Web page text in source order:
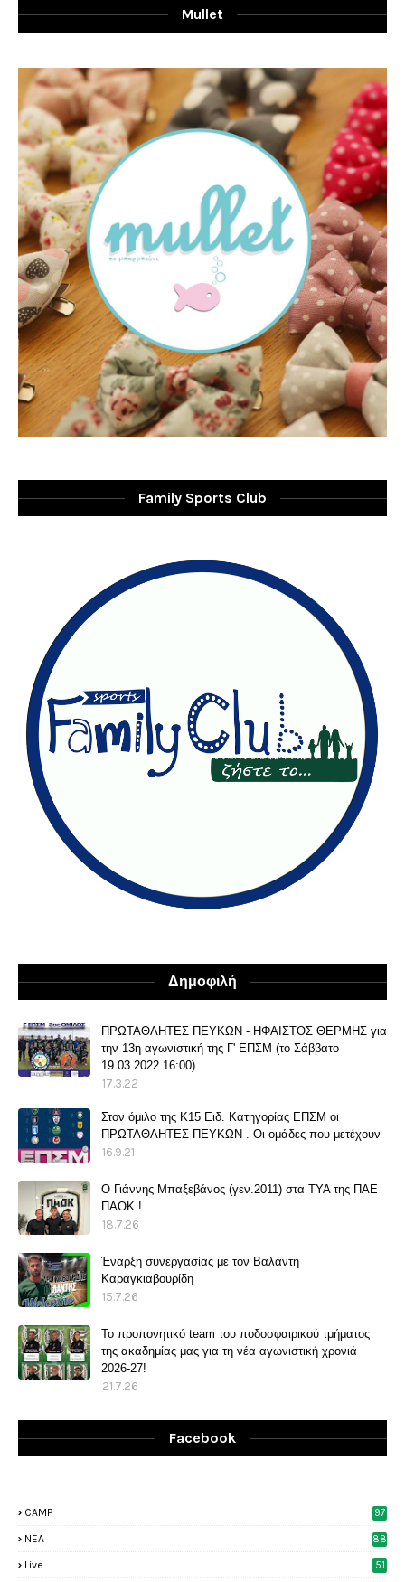
Mullet
Family Sports Club
Δημοφιλή
ΠΡΩΤΑΘΛΗΤΕΣ ΠΕΥΚΩΝ - ΗΦΑΙΣΤΟΣ ΘΕΡΜΗΣ για
την 13η αγωνιστική της Γ' ΕΠΣΜ (το Σάββατο
19.03.2022 16:00)
17.3.22
Στον όμιλο της Κ15 Ειδ. Κατηγορίας ΕΠΣΜ οι
ΠΡΩΤΑΘΛΗΤΕΣ ΠΕΥΚΩΝ . Οι ομάδες που μετέχουν
16.9.21
O Γιάννης Μπαξεβάνος (γεν.2011) στα ΤΥΑ της ΠΑΕ
ΠΑΟΚ !
18.7.26
Έναρξη συνεργασίας με τον Βαλάντη
Καραγκιαβουρίδη
15.7.26
Το προπονητικό team του ποδοσφαιρικού τμήματος
της ακαδημίας μας για τη νέα αγωνιστική χρονιά
2026-27!
21.7.26
Facebook
CAMP 97
NEA 88
Live 51